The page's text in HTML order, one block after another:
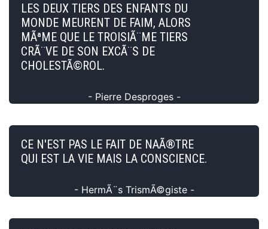
LES DEUX TIERS DES ENFANTS DU
MONDE MEURENT DE FAIM, ALORS
MÃªME QUE LE TROISIÃ¨ME TIERS
CRÃ¨VE DE SON EXCÃ¨S DE
CHOLESTÃ©ROL.
- Pierre Desproges -
CE N'EST PAS LE FAIT DE NAÃ®TRE
QUI EST LA VIE MAIS LA CONSCIENCE.
- HermÃ¨s TrismÃ©giste -